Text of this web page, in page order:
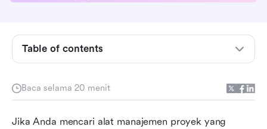
Baca selama 20 menit
Jika Anda mencari alat manajemen proyek yang
Table of contents
Trello: Alat manajemen proyek yang sederhana
namun kuat
Penjelasan paket harga Trello
Trello vs pesaing: Bagaimana Trello menonjol?